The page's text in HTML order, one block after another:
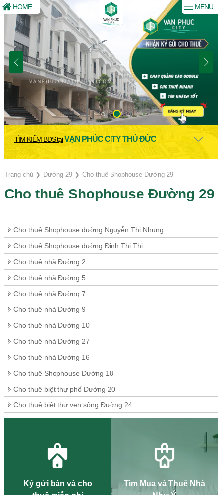
TÌM KIẾM BĐS tạiVẠN PHÚC CITY THỦ ĐỨC
Trang chủ❯ Đường 29❯ Cho thuê Shophouse Đường 29
Cho thuê Shophouse Đường 29
Cho thuê Shophouse đường Nguyễn Thị Nhung
Cho thuê Shophouse đường Đinh Thị Thi
Cho thuê nhà Đường 2
Cho thuê nhà Đường 5
Cho thuê nhà Đường 7
Cho thuê nhà Đường 9
Cho thuê nhà Đường 10
Cho thuê nhà Đường 27
Cho thuê nhà Đường 16
Cho thuê Shophouse Đường 18
Cho thuê biệt thự phố Đường 20
Cho thuê biệt thự ven sông Đường 24
Ký gửi bán và cho
Tìm Mua và Thuê Nhà
HOME MENU